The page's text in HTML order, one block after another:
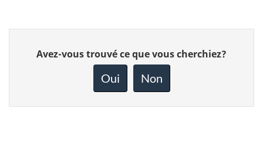
Donnez
votre
page
Avez-vous trouvé ce que vous cherchiez?
Oui Non